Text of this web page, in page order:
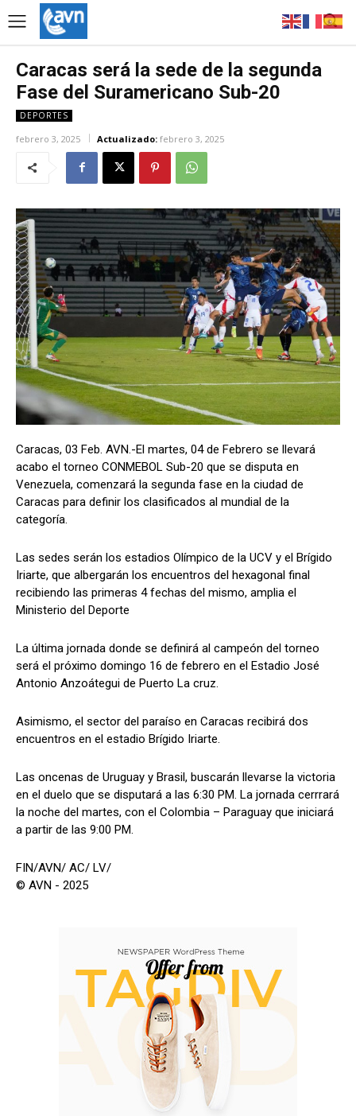
Caracas será la sede de la segunda
Fase del Suramericano Sub-20
DEPORTES
febrero 3, 2025 Actualizado: febrero 3, 2025
Caracas, 03 Feb. AVN.-El martes, 04 de Febrero se llevará
acabo el torneo CONMEBOL Sub-20 que se disputa en
Venezuela, comenzará la segunda fase en la ciudad de
Caracas para definir los clasificados al mundial de la
categoría.
Las sedes serán los estadios Olímpico de la UCV y el Brígido
Iriarte, que albergarán los encuentros del hexagonal final
recibiendo las primeras 4 fechas del mismo, amplia el
Ministerio del Deporte
La última jornada donde se definirá al campeón del torneo
será el próximo domingo 16 de febrero en el Estadio José
Antonio Anzoátegui de Puerto La cruz.
Asimismo, el sector del paraíso en Caracas recibirá dos
encuentros en el estadio Brígido Iriarte.
Las oncenas de Uruguay y Brasil, buscarán llevarse la victoria
en el duelo que se disputará a las 6:30 PM. La jornada cerrrará
la noche del martes, con el Colombia – Paraguay que iniciará
a partir de las 9:00 PM.
FIN/AVN/ AC/ LV/
© AVN - 2025